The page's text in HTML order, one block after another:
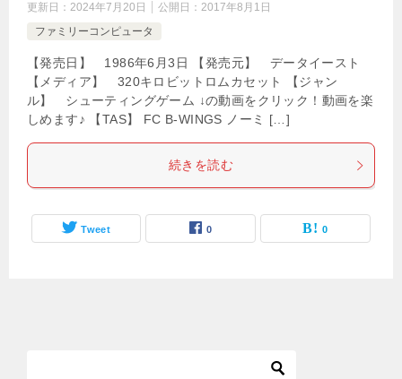
更新日： 2024年7月20日 公開日： 2017年8月1日
ファミリーコンピュータ
【発売日】 1986年6月3日 【発売元】 データイースト
【メディア】 320キロビットロムカセット 【ジャン
ル】 シューティングゲーム ↓の動画をクリック！動画を楽
しめます♪ 【TAS】 FC B-WINGS ノーミ […]
続きを読む
Tweet 0 0